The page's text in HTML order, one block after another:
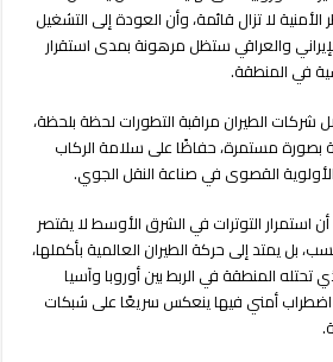
لا تزال قائمة، وأن العودة إلى التشغيل
والعراقي ستظل مرهونة بمدى استقرار
في المنطقة.
الطيران مراقبة التطورات لحظة بلحظة،
بصورة مستمرة، حفاظًا على سلامة الركاب
القصوى في صناعة النقل الجوي.
استمرار التوترات في الشرق الأوسط لا يقتصر
بل يمتد إلى حركة الطيران العالمية بأكملها،
تحتله المنطقة في الربط بين أوروبا وآسيا
أمني فيها ينعكس سريعًا على شبكات